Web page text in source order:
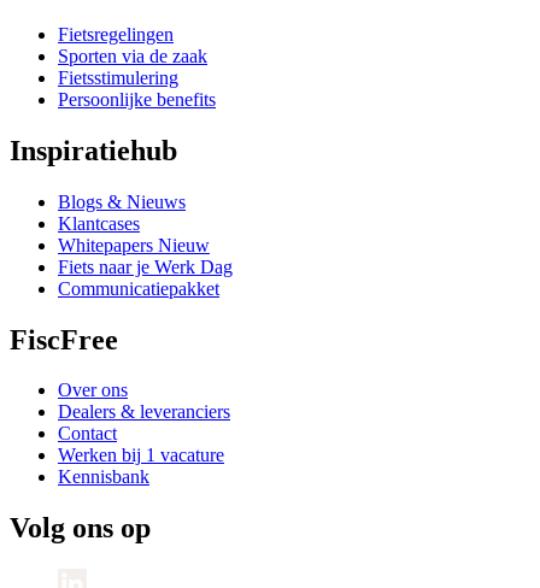
Fietsregelingen
Sporten via de zaak
Fietsstimulering
Persoonlijke benefits
Inspiratiehub
Blogs & Nieuws
Klantcases
Whitepapers Nieuw
Fiets naar je Werk Dag
Communicatiepakket
FiscFree
Over ons
Dealers & leveranciers
Contact
Werken bij 1 vacature
Kennisbank
Volg ons op